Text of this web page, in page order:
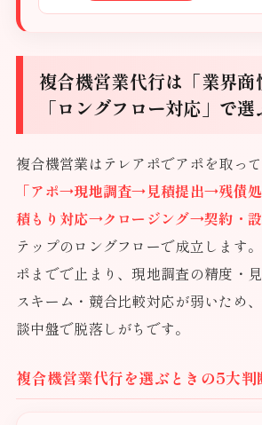
複合機営業代行は「業界商
「ロングフロー対応」で選
複合機営業はテレアポでアポを取って
「アポ→現地調査→見積提出→残債
積もり対応→クロージング→契約・設
テップのロングフローで成立します
ポまでで止まり、現地調査の精度・
スキーム・競合比較対応が弱いため
談中盤で脱落しがちです。
複合機営業代行を選ぶときの5大判